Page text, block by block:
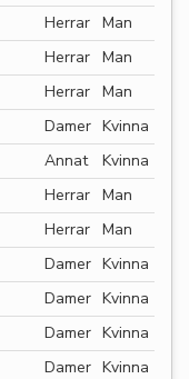
Herrar Man
Herrar Man
Herrar Man
Damer Kvinna
Annat
Kvinna
Herrar Man
Herrar Man
Damer Kvinna
Damer Kvinna
Damer Kvinna
Damer Kvinna